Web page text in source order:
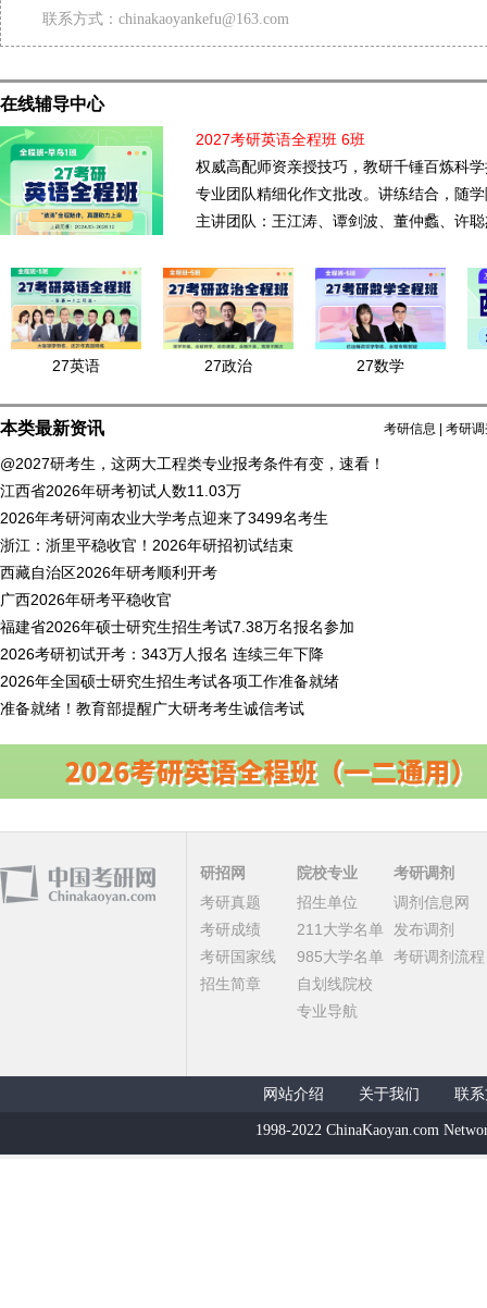
联系方式：chinakaoyankefu@163.com
在线辅导中心
2027考研英语全程班 6班
权威高配师资亲授技巧，教研千锤百炼科
专业团队精细化作文批改。讲练结合，随
主讲团队：王江涛、谭剑波、董仲蠡、许
27英语 27政治 27数学
本类最新资讯 考研信息 考研
@2027研考生，这两大工程类专业报考条件有变，速看！
江西省2026年研考初试人数11.03万
2026年考研河南农业大学考点迎来了3499名考生
浙江：浙里平稳收官！2026年研招初试结束
西藏自治区2026年研考顺利开考
广西2026年研考平稳收官
福建省2026年硕士研究生招生考试7.38万名报名参加
2026考研初试开考：343万人报名 连续三年下降
2026年全国硕士研究生招生考试各项工作准备就绪
准备就绪！教育部提醒广大研考考生诚信考试
研招网
考研真题
考研成绩
考研国家线
招生简章
院校专业
招生单位
211大学名单
985大学名单
自划线院校
专业导航
考研调剂
调剂信息网
发布调剂
考研调剂流程
网站介绍 关于我们 联
1998-2022 ChinaKaoyan.com